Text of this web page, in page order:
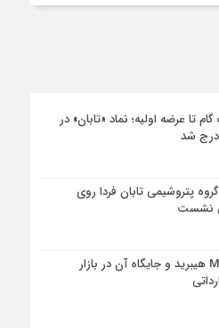
تا عرضه اولیه؛ نماد «تابان» در
شد
گروه پتروشیمی تابان فردا روی
نشست
بررسی MG ZS هیبرید و جایگاه آن در بازار